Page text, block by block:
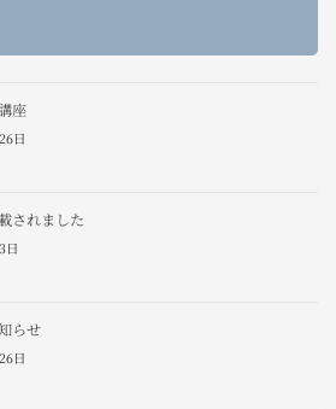
座
日
されました
日
らせ
日